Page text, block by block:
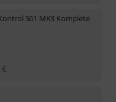
S61 MK3 Komplete
€